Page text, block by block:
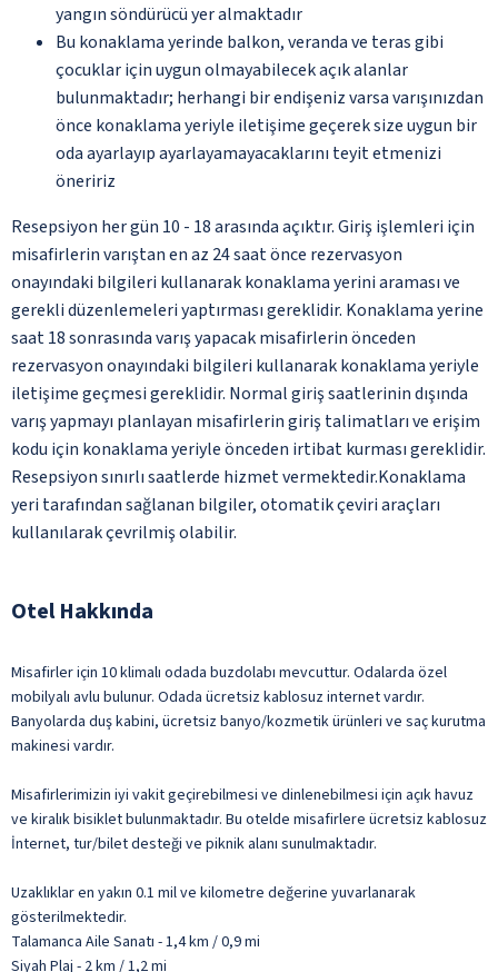
yangın söndürücü yer almaktadır
Bu konaklama yerinde balkon, veranda ve teras gibi
çocuklar için uygun olmayabilecek açık alanlar
bulunmaktadır; herhangi bir endişeniz varsa varışınızdan
önce konaklama yeriyle iletişime geçerek size uygun bir
oda ayarlayıp ayarlayamayacaklarını teyit etmenizi
öneririz
Resepsiyon her gün 10 - 18 arasında açıktır. Giriş işlemleri için
misafirlerin varıştan en az 24 saat önce rezervasyon
onayındaki bilgileri kullanarak konaklama yerini araması ve
gerekli düzenlemeleri yaptırması gereklidir. Konaklama yerine
saat 18 sonrasında varış yapacak misafirlerin önceden
rezervasyon onayındaki bilgileri kullanarak konaklama yeriyle
iletişime geçmesi gereklidir. Normal giriş saatlerinin dışında
varış yapmayı planlayan misafirlerin giriş talimatları ve erişim
kodu için konaklama yeriyle önceden irtibat kurması gereklidir.
Resepsiyon sınırlı saatlerde hizmet vermektedir.Konaklama
yeri tarafından sağlanan bilgiler, otomatik çeviri araçları
kullanılarak çevrilmiş olabilir.
Otel Hakkında
Misafirler için 10 klimalı odada buzdolabı mevcuttur. Odalarda özel
mobilyalı avlu bulunur. Odada ücretsiz kablosuz internet vardır.
Banyolarda duş kabini, ücretsiz banyo/kozmetik ürünleri ve saç kurutma
makinesi vardır.
Misafirlerimizin iyi vakit geçirebilmesi ve dinlenebilmesi için açık havuz
ve kiralık bisiklet bulunmaktadır. Bu otelde misafirlere ücretsiz kablosuz
İnternet, tur/bilet desteği ve piknik alanı sunulmaktadır.
Uzaklıklar en yakın 0.1 mil ve kilometre değerine yuvarlanarak
gösterilmektedir.
Talamanca Aile Sanatı - 1,4 km / 0,9 mi
Siyah Plaj - 2 km / 1,2 mi